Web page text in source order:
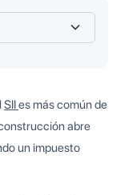
SIIes más común de
abre
un impuesto